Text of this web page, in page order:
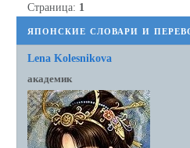
японские словари и
Страница: 1
Lena Kolesnikova
академик